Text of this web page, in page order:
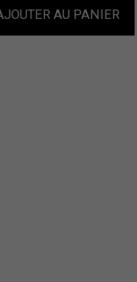
AU PANIER